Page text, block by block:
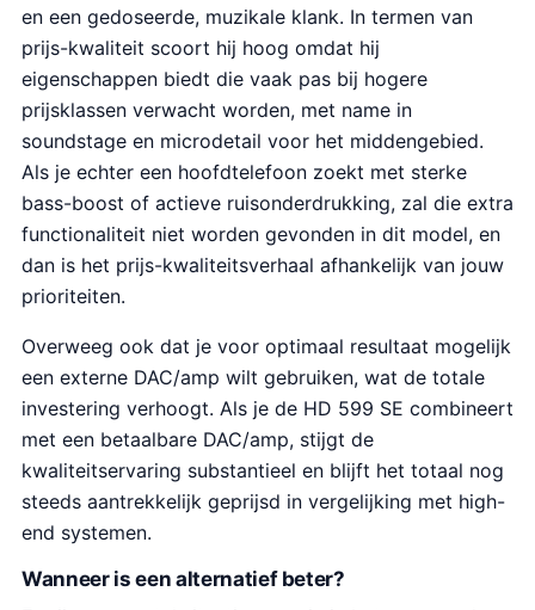
en een gedoseerde, muzikale klank. In termen van
prijs-kwaliteit scoort hij hoog omdat hij
eigenschappen biedt die vaak pas bij hogere
prijsklassen verwacht worden, met name in
soundstage en microdetail voor het middengebied.
Als je echter een hoofdtelefoon zoekt met sterke
bass-boost of actieve ruisonderdrukking, zal die extra
functionaliteit niet worden gevonden in dit model, en
dan is het prijs-kwaliteitsverhaal afhankelijk van jouw
prioriteiten.
Overweeg ook dat je voor optimaal resultaat mogelijk
een externe DAC/amp wilt gebruiken, wat de totale
investering verhoogt. Als je de HD 599 SE combineert
met een betaalbare DAC/amp, stijgt de
kwaliteitservaring substantieel en blijft het totaal nog
steeds aantrekkelijk geprijsd in vergelijking met high-
end systemen.
Wanneer is een alternatief beter?